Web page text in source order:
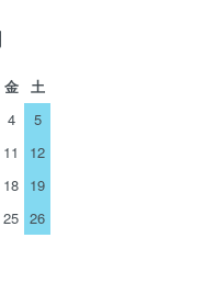
金
土
4
5
11
12
18 19
25 26